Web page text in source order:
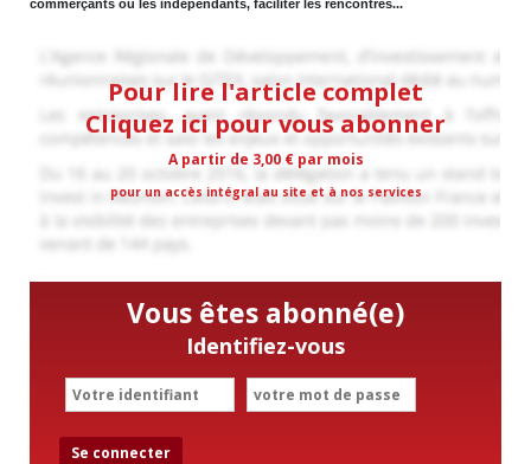
commerçants ou les indépendants, faciliter les rencontres...
Pour lire l'article complet
Cliquez ici pour vous abonner
A partir de 3,00 € par mois
pour un accès intégral au site et à nos services
Vous êtes abonné(e)
Identifiez-vous
Se connecter